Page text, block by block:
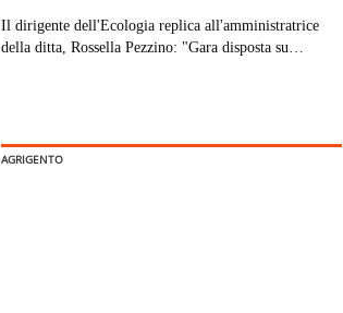
Il dirigente dell'Ecologia replica all'amministratrice
della ditta, Rossella Pezzino: "Gara disposta su
AGRIGENTO